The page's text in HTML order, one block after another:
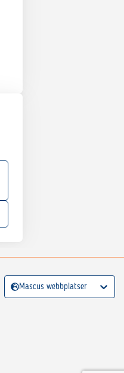
Mascus webbplatser